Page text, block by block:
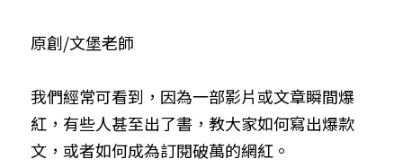
五行八字線上班
原創/文堡老師
我們經常可看到，因為一部影片或文章瞬間爆
紅，有些人甚至出了書，教大家如何寫出爆款
文，或者如何成為訂閱破萬的網紅。